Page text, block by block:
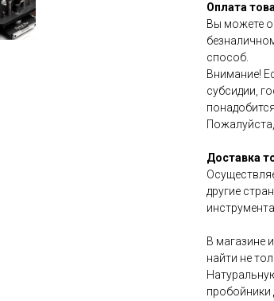
Оплата
Вы можете
способ.
Внимание!
субсидии,
Доставка
другие
В магазине
найти не
пробойники